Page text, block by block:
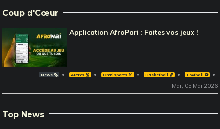
Coup d'Cœur
Application AfroPari : Faites vos jeux !
News 🗞️ Autres 🎽 Omnisports 🏅 Basketball 🏀 Football ⚽️
Mar, 05 Mai 2026
Top News